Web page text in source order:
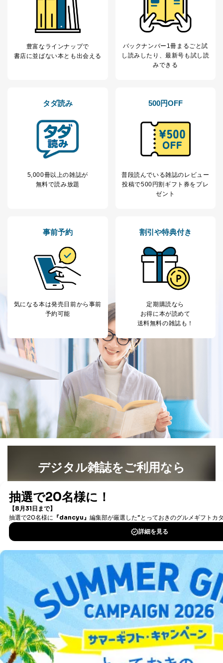
豊富なラインナップで
書店に並ばない本とも出会える
バックナンバー1冊まるごと試
し読み したり、最新号も試し読
みできる
タダ読み
5,000冊以上の雑誌が
無料で読み放題
500円OFF
普段読んでいる雑誌のレビュー
投稿で500円割ギフト券をプレ
ゼント
事前予約
気になる本は発売日前から事前
予約可能
割引や特典付き
定期購読なら
お得に本が読めて
送料無料の雑誌も！
デジタル雑誌をご利用なら
書籍）が無料で読み放題！
DOWNLOAD FOR IOS
DOWNLOAD FOR ANDROID
ご利用方法はこちら
総合案内
アフィリエイト 採用情報